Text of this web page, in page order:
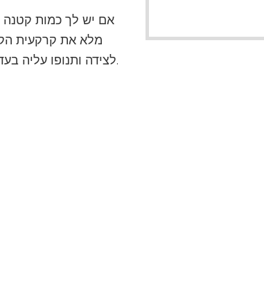
אם יש לך כמות קטנה
מלא את קרקעית
לצידה ותנופו עליה בעדינות - זה אמור לגרום לזרד ליפול מעל הקצה בזמן שהגרגר נשאר בתחתית.